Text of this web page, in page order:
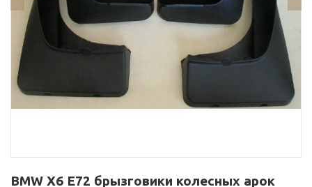
BMW X6 E72 брызговики колесных арок